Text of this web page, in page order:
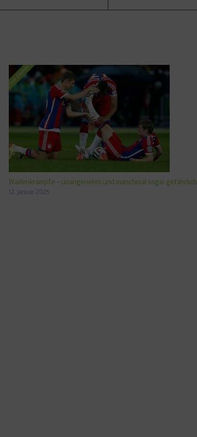
Wadenkrämpfe – unangenehm und manchmal sogar gefährlich
12. Januar 2025